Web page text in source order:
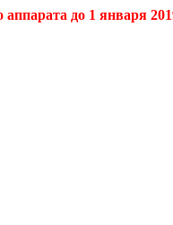
до 1 января